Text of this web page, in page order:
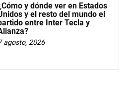
y dónde ver en Estados
y el resto del mundo el
entre Inter Tecla y
agosto, 2026